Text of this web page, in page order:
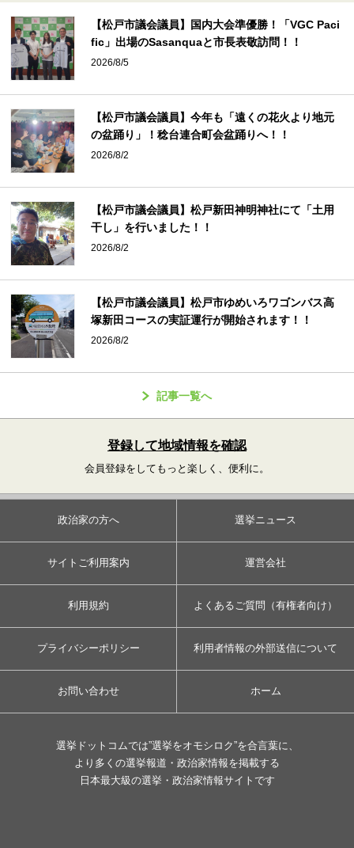
【松戸市議会議員】国内大会準優勝！「VGC Paci
fic」出場のSasanquaと市長表敬訪問！！
2026/8/5
【松戸市議会議員】今年も「遠くの花火より地元
の盆踊り」！稔台連合町会盆踊りへ！！
2026/8/2
【松戸市議会議員】松戸新田神明神社にて「土用
干し」を行いました！！
2026/8/2
【松戸市議会議員】松戸市ゆめいろワゴンバス高
塚新田コースの実証運行が開始されます！！
2026/8/2
記事一覧へ
登録して地域情報を確認
会員登録をしてもっと楽しく、便利に。
政治家の方へ 選挙ニュース
サイトご利用案内 運営会社
利用規約 よくあるご質問（有権者向け）
プライバシーポリシー 利用者情報の外部送信について
お問い合わせ ホーム
選挙ドットコムでは”選挙をオモシロク”を合言葉に、
より多くの選挙報道・政治家情報を掲載する
日本最大級の選挙・政治家情報サイトです